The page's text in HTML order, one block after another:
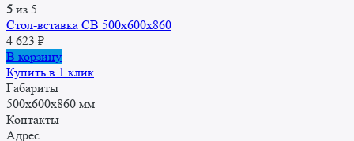
5 из 5
Стол-вставка СВ 500x600x860
4 623 ₽
В корзину
Купить в 1 клик
Габариты
500x600x860 мм
Контакты
Адрес